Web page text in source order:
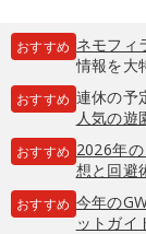
おすすめ ネモフィ
情報を大
おすすめ 連休の予
人気の遊
おすすめ 2026年
想と回避
おすすめ 今年の
ットガイ